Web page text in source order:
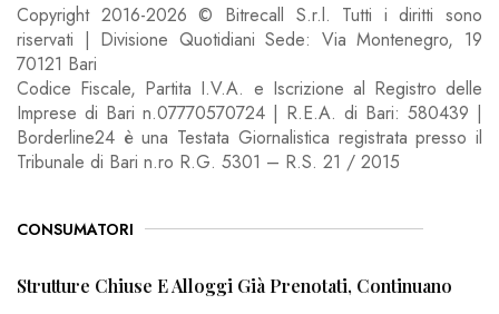
Copyright 2016-2026 © Bitrecall S.r.l. Tutti i diritti sono
riservati | Divisione Quotidiani Sede: Via Montenegro, 19
70121 Bari
Codice Fiscale, Partita I.V.A. e Iscrizione al Registro delle
Imprese di Bari n.07770570724 | R.E.A. di Bari: 580439 |
Borderline24 è una Testata Giornalistica registrata presso il
Tribunale di Bari n.ro R.G. 5301 – R.S. 21 / 2015
CONSUMATORI
Strutture Chiuse E Alloggi Già Prenotati, Continuano